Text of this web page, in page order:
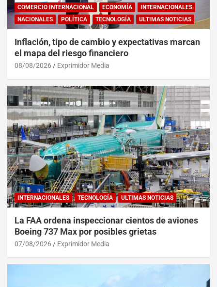
COMERCIO INTERNACIONAL ECONOMÍA
INTERNACIONALES
NACIONALES
POLÍTICA TECNOLOGÍA ULTIMAS NOTICIAS
Inflación, tipo de cambio y expectativas marcan
el mapa del riesgo financiero
08/08/2026 Exprimidor Media
INTERNACIONALES TECNOLOGÍA ULTIMAS NOTICIAS
La FAA ordena inspeccionar cientos de aviones
Boeing 737 Max por posibles grietas
07/08/2026 Exprimidor Media